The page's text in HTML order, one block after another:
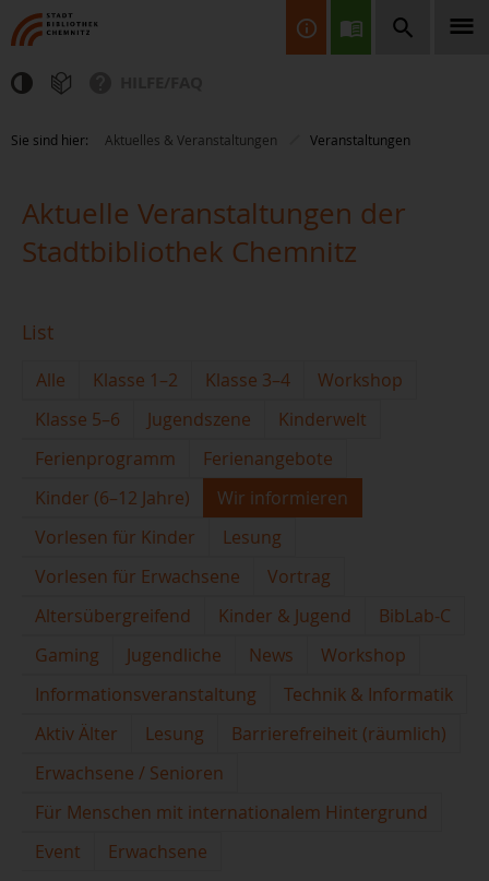
Finden Sie Informationen, Bücher, CDs & DVDs, Spiele, BluRays,
Zeitschriften und vieles mehr...
Sie sind hier: Aktuelles & Veranstaltungen Veranstaltungen
Aktuelle Veranstaltungen der
Stadtbibliothek Chemnitz
List
Alle Klasse 1–2 Klasse 3–4
Workshop
Klasse 5–6
Jugendszene
Kinderwelt
Ferienprogramm
Ferienangebote
Kinder (6–12 Jahre)
Wir informieren
Vorlesen für Kinder
Lesung
Vorlesen für Erwachsene
Vortrag
Altersübergreifend
Kinder & Jugend
BibLab-C
Gaming
Jugendliche News
Workshop
Informationsveranstaltung
Technik & Informatik
Aktiv Älter
Lesung
Barrierefreiheit (räumlich)
Erwachsene / Senioren
Für Menschen mit internationalem Hintergrund
Event
Erwachsene